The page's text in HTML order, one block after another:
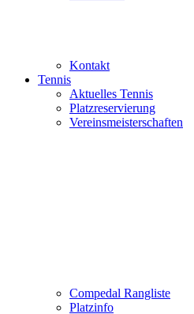
Kontakt
Tennis
Aktuelles Tennis
Platzreservierung
Vereinsmeisterschaften
Compedal Rangliste
Platzinfo